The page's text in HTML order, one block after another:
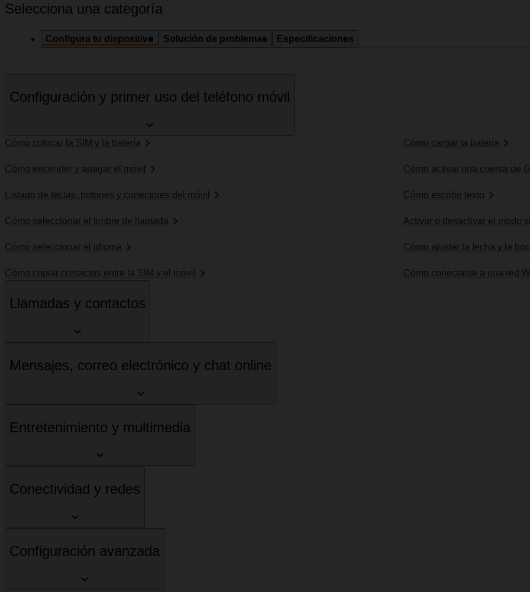
Selecciona una categoría
Configura tu dispositivo Solución de problemas Especificaciones
Configuración y primer uso del teléfono móvil
Cómo colocar la SIM y la batería Cómo cargar la batería
Cómo encender y apagar el móvil Cómo activar una cuenta de
Listado de teclas, botones y conectores del móvil Cómo escribir texto
Cómo seleccionar el timbre de llamada Activar o desactivar el modo
Cómo seleccionar el idioma Cómo ajustar la fecha y la
Cómo copiar contactos entre la SIM y el móvil Cómo conectarse a una red
Llamadas y contactos
Mensajes, correo electrónico y chat online
Entretenimiento y multimedia
Conectividad y redes
Configuración avanzada